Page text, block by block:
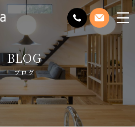
メ
ニ
を
開
く
BLOG
ブログ